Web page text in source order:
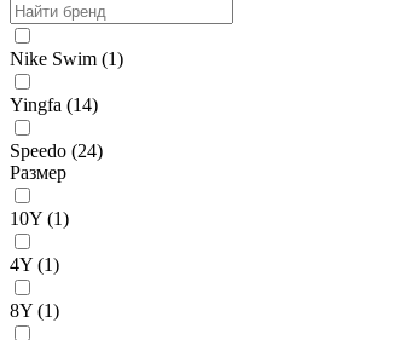
Nike Swim (1)
Yingfa (14)
Speedo (24)
Размер
10Y (1)
4Y (1)
8Y (1)